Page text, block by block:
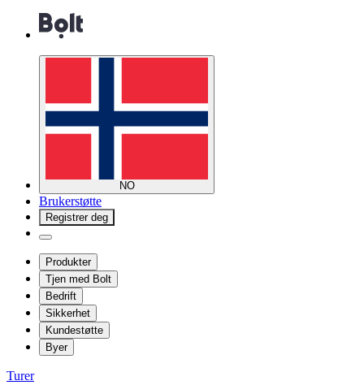
NO
Brukerstøtte
Registrer deg
Produkter
Tjen med Bolt
Bedrift
Sikkerhet
Kundestøtte
Byer
Turer